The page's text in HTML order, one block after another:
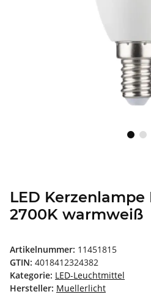
LED Kerzenlampe
2700K warmweiß
Artikelnummer: 11451815
GTIN: 4018412324382
Kategorie: LED-Leuchtmittel
Hersteller: Muellerlicht